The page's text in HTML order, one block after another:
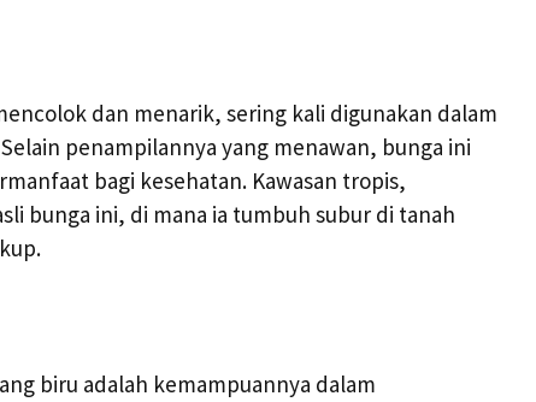
dan menarik, sering kali digunakan dalam
penampilannya yang menawan, bunga ini
bagi kesehatan. Kawasan tropis,
bunga ini, di mana ia tumbuh subur di tanah
biru adalah kemampuannya dalam